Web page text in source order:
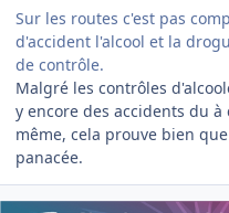
Sur les routes c'est pas
d'accident l'alcool et la
de contrôle.
Malgré les contrôles
y encore des accidents du
même, cela prouve bien
panacée.